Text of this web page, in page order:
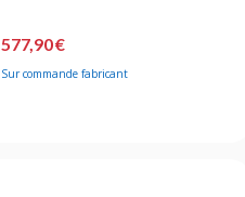
577,90 €
Sur commande fabricant